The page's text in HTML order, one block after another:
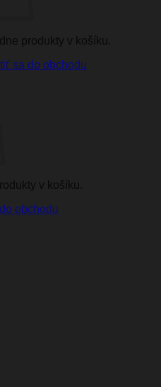
produkty v košíku.
sa do obchodu
v košíku.
obchodu